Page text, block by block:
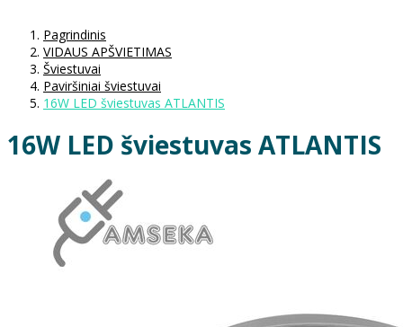
Pagrindinis
VIDAUS APŠVIETIMAS
Šviestuvai
Paviršiniai šviestuvai
16W LED šviestuvas ATLANTIS
16W LED šviestuvas ATLANTIS